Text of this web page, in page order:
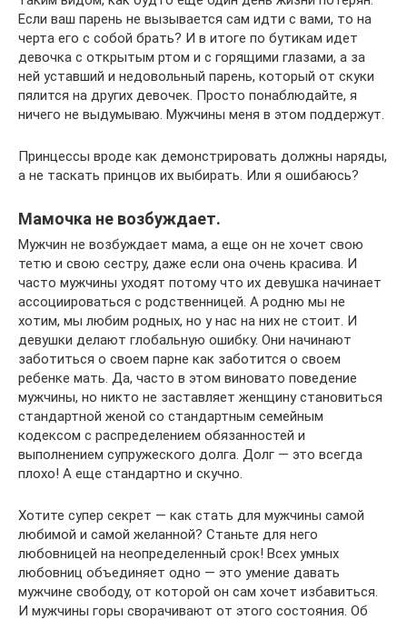
Если ваш парень не вызывается сам идти с вами, то на
черта его с собой брать? И в итоге по бутикам идет
девочка с открытым ртом и с горящими глазами, а за
ней уставший и недовольный парень, который от скуки
пялится на других девочек. Просто понаблюдайте, я
ничего не выдумываю. Мужчины меня в этом поддержут.
Принцессы вроде как демонстрировать должны наряды,
а не таскать принцов их выбирать. Или я ошибаюсь?
Мамочка не возбуждает.
Мужчин не возбуждает мама, а еще он не хочет свою
тетю и свою сестру, даже если она очень красива. И
часто мужчины уходят потому что их девушка начинает
ассоциироваться с родственницей. А родню мы не
хотим, мы любим родных, но у нас на них не стоит. И
девушки делают глобальную ошибку. Они начинают
заботиться о своем парне как заботится о своем
ребенке мать. Да, часто в этом виновато поведение
мужчины, но никто не заставляет женщину становиться
стандартной женой со стандартным семейным
кодексом с распределением обязанностей и
выполнением супружеского долга. Долг — это всегда
плохо! А еще стандартно и скучно.
Хотите супер секрет — как стать для мужчины самой
любимой и самой желанной? Станьте для него
любовницей на неопределенный срок! Всех умных
любовниц объединяет одно — это умение давать
мужчине свободу, от которой он сам хочет избавиться.
И мужчины горы сворачивают от этого состояния. Об